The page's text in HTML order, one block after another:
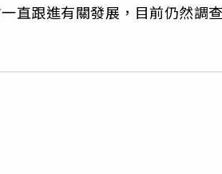
直跟進有關發展，目前仍然調